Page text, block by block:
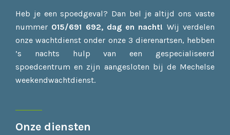
Heb je een spoedgeval? Dan bel je altijd ons vaste
nummer 015/691 692, dag en nacht! Wij verdelen
onze wachtdienst onder onze 3 dierenartsen, hebben
’s nachts hulp van een gespecialiseerd
spoedcentrum en zijn aangesloten bij de Mechelse
weekendwachtdienst.
Onze diensten